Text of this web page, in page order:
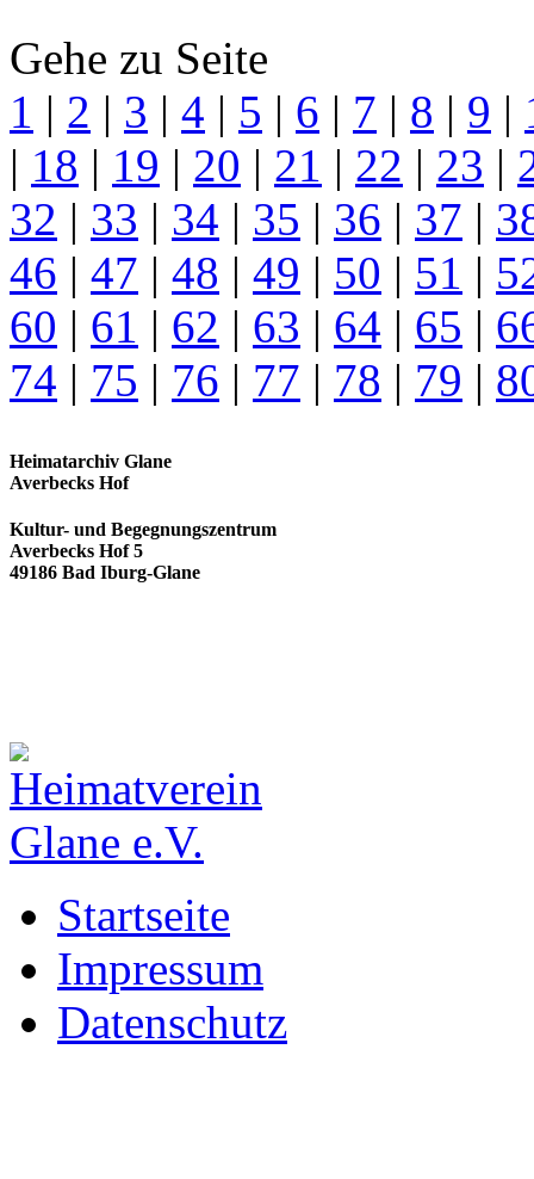
Gehe zu Seite
1 | 2 | 3 | 4 | 5 | 6 | 7 | 8 | 9 |
| 18 | 19 | 20 | 21 | 22 | 23 |
32 | 33 | 34 | 35 | 36 | 37 |
46 | 47 | 48 | 49 | 50 | 51 |
60 | 61 | 62 | 63 | 64 | 65 |
74 | 75 | 76 | 77 | 78 | 79 |
Heimatarchiv Glane
Averbecks Hof
Kultur- und Begegnungszentrum
Averbecks Hof 5
49186 Bad Iburg-Glane
Startseite
Impressum
Datenschutz